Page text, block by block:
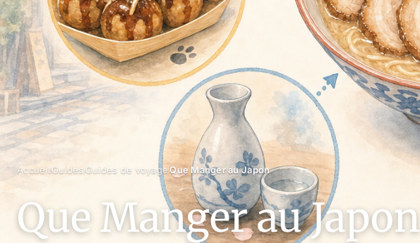
Accueil›Guides›Guides de voyage›Que Manger au Japon
Que Manger au Japon